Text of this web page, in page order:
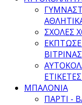
ΣΧΟΛΕΣ
ΒΙΤΡΙΝΑΣ
ΜΠΑΛΟΝΙΑ
ΠΑΡΤΙ -